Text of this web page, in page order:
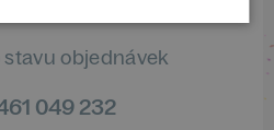
objednávek
049 232